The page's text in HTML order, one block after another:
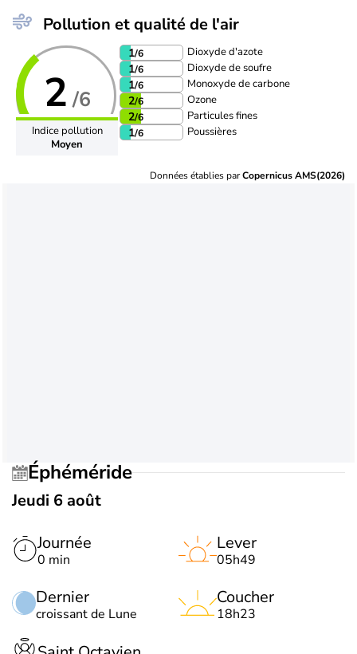
Pollution et qualité de l'air
2 /6
Indice pollution
Moyen
1/6 Dioxyde d'azote
1/6 Dioxyde de soufre
1/6 Monoxyde de carbone
2/6 Ozone
2/6 Particules fines
1/6 Poussières
Données établies parCopernicus AMS(2026)
Éphéméride
Jeudi 6 août
Journée
0 min
Dernier
croissant de Lune
Lever
05h49
Coucher
18h23